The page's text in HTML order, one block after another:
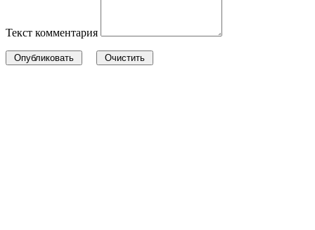
Текст комментария